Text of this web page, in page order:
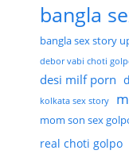
bangla
bangla sex story
debor vabi choti
desi milf porn
kolkata sex story
mom son sex
real choti golpo